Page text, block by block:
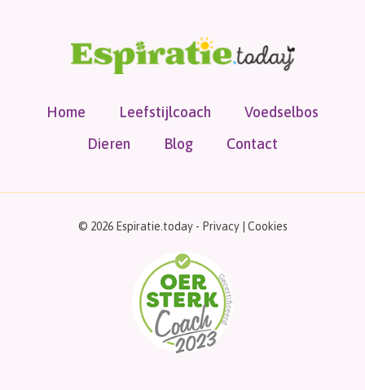
Home Leefstijlcoach
Voedselbos
Dieren
Blog Contact
© 2026 Espiratie.today - Privacy| Cookies